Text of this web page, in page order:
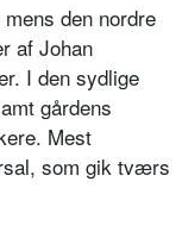
den nordre
af Johan
I den sydlige
gårdens
Mest
som gik tværs